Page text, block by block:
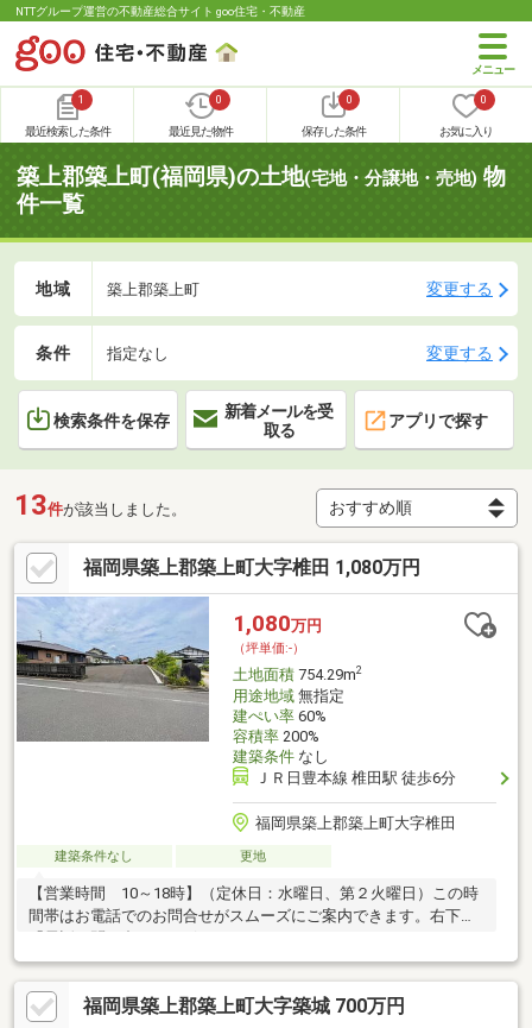
NTTグループ運営の不動産総合サイト goo住宅・不動産
1
最近検索した条件
0
最近見た物件
0
保存した条件
0
お気に入り
築上郡築上町(福岡県)の土地(宅地・分譲地・売地) 物
件一覧
地域 築上郡築上町 変更する
条件 指定なし 変更する
検索条件を保存
新着メールを受
取る
アプリで探す
13件が該当しました。
福岡県築上郡築上町大字椎田 1,080万円
1,080万円
（坪単価:-）
土地面積754.29m2
用途地域無指定
建ぺい率60%
容積率200%
建築条件なし
ＪＲ日豊本線 椎田駅 徒歩6分
福岡県築上郡築上町大字椎田
建築条件なし 更地
【営業時間 10～18時】（定休日：水曜日、第２火曜日）この時
間帯はお電話でのお問合せがスムーズにご案内できます。右下の
「電話で問い合わせ」ボタンをタッチ♪
福岡県築上郡築上町大字築城 700万円